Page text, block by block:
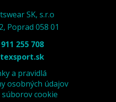
SK, s.r.o
Poprad 058 01
255 708
a pravidlá
osobných údajov
cookie